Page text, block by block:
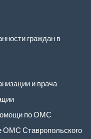
граждан в
и врача
по ОМС
ОМС Ставропольского